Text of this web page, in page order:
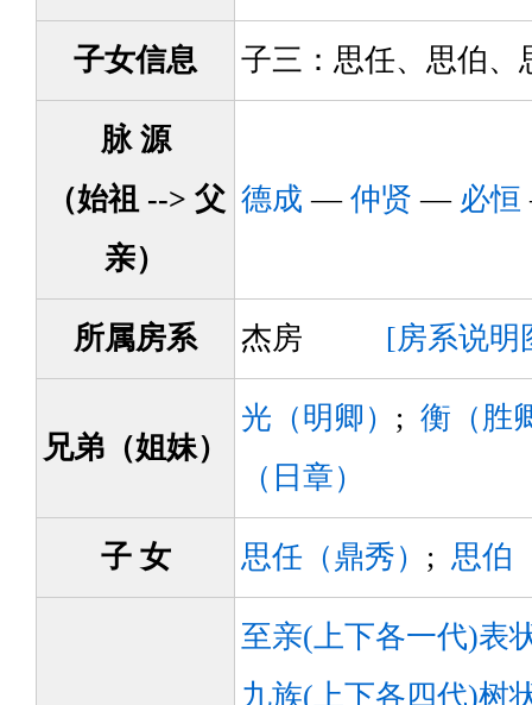
子女信息 子三：思任、思伯、
脉 源
（始祖 --> 父
亲）
德成 — 仲贤 — 必恒
所属房系 杰房 [房系说明
兄弟（姐妹）
光（明卿） ; 衡（胜
（日章）
子 女 思任（鼎秀） ; 思伯
至亲(上下各一代)表
九族(上下各四代)树